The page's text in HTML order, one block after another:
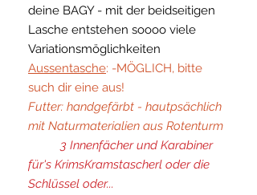
deine BAGY - mit der beidseitigen
Lasche entstehen soooo viele
Variationsmöglichkeiten
Aussentasche: -MÖGLICH, bitte
such dir eine aus!
Futter: handgefärbt - hautpsächlich
mit Naturmaterialien aus Rotenturm
3 Innenfächer und Karabiner
für's KrimsKramstascherl oder die
Schlüssel oder...